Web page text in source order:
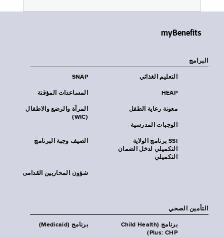
myBenefits
البرامج
SNAP التعليم الغذائي
المساعدات المؤقتة HEAP
المرآة والرضع والاطفال
(WIC)
معونة رعاية الطفل
الوجبات المدرسية
الصيف وجبة البرنامج
SSI برنامج الولاية
التكميلي لدخل الضمان
التكميلي
شؤون المحاربين القدامى
التأمين الصحي
برنامج (Medicaid)
برنامج (Child Health
Plus: CHP)